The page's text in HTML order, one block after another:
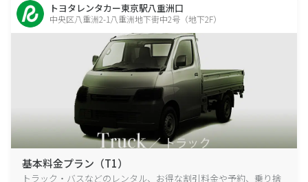
トヨタレンタカー東京駅八重洲口
中央区八重洲2-1八重洲地下街中2号（地下2F）
基本料金プラン（T1）
トラック・バスなどのレンタル、お得な割引料金や予約、乗り捨